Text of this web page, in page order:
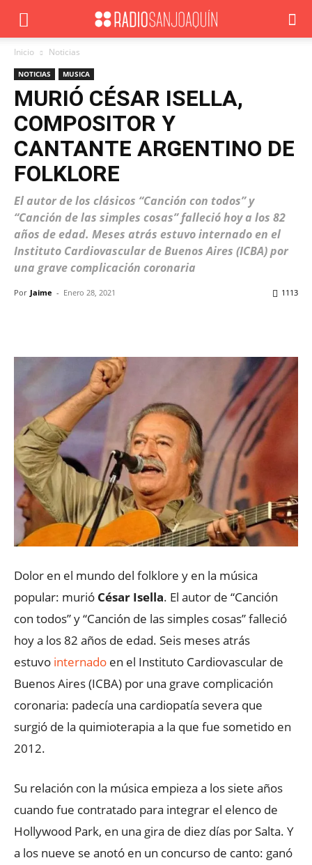
Inicio Noticias
NOTICIAS MUSICA
MURIÓ CÉSAR ISELLA,
COMPOSITOR Y
CANTANTE ARGENTINO DE
FOLKLORE
El autor de los clásicos “Canción con todos” y
“Canción de las simples cosas” falleció hoy a los 82
años de edad. Meses atrás estuvo internado en el
Instituto Cardiovascular de Buenos Aires (ICBA) por
una grave complicación coronaria
Por Jaime - Enero 28, 2021 1113
Dolor en el mundo del folklore y en la música
popular: murió César Isella. El autor de “Canción
con todos” y “Canción de las simples cosas” falleció
hoy a los 82 años de edad. Seis meses atrás
estuvo internado en el Instituto Cardiovascular de
Buenos Aires (ICBA) por una grave complicación
coronaria: padecía una cardiopatía severa que
surgió de la quimioterapia a la que fue sometido en
2012.
Su relación con la música empieza a los siete años
cuando fue contratado para integrar el elenco de
Hollywood Park, en una gira de diez días por Salta. Y
a los nueve se anotó en un concurso de canto: ganó